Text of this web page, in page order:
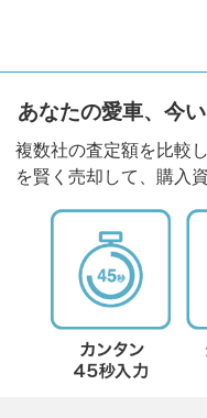
あなたの愛車、今
複数社の査定額を比較
を賢く売却して、購入